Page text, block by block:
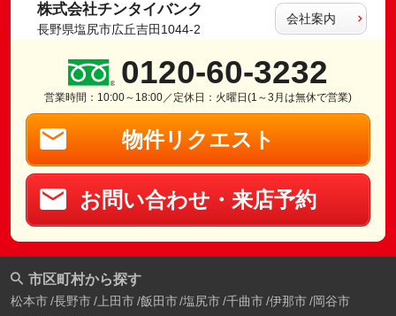
株式会社チンタイバンク
長野県塩尻市広丘吉田1044-2
会社案内
0120-60-3232
営業時間：10:00～18:00／定休日：火曜日(1～3月は無休で営業)
物件リクエスト
お問い合わせ・来店予約
市区町村から探す
松本市 長野市 上田市 飯田市 塩尻市 千曲市 伊那市 岡谷市